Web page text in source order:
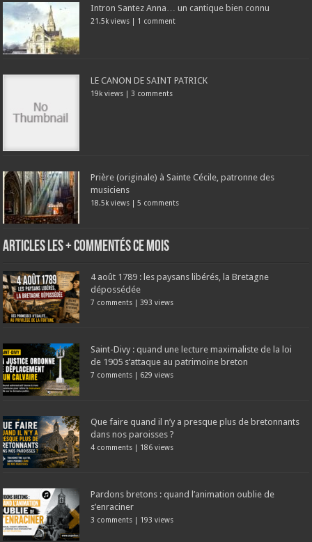
Intron Santez Anna… un cantique bien connu
21.5k views | 1 comment
LE CANON DE SAINT PATRICK
19k views | 3 comments
Prière (originale) à Sainte Cécile, patronne des
musiciens
18.5k views |5 comments
Articles les + commentés ce mois
4 août 1789 : les paysans libérés, la Bretagne
dépossédée
7 comments | 393 views
Saint-Divy : quand une lecture maximaliste de la loi
de 1905 s’attaque au patrimoine breton
7 comments | 629 views
Que faire quand il n’y a presque plus de bretonnants
dans nos paroisses ?
4 comments | 186 views
Pardons bretons : quand l’animation oublie de
s’enraciner
3 comments | 193 views